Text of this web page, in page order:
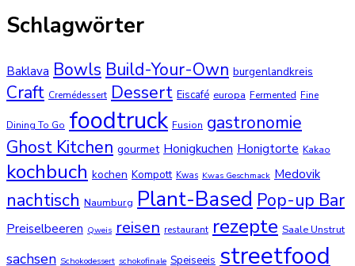
Schlagwörter
Baklava Bowls Build-Your-Own burgenlandkreis
Craft Cremédessert Dessert Eiscafé europa Fermented Fine
Dining To Go foodtruck Fusion gastronomie
Ghost Kitchen gourmet Honigkuchen Honigtorte Kakao
kochbuch kochen Kompott Kwas Kwas Geschmack Medovik
nachtisch Naumburg Plant-Based Pop-up Bar
Preiselbeeren Qweis reisen restaurant rezepte Saale Unstrut
sachsen Schokodessert schokofinale Speiseeis streetfood